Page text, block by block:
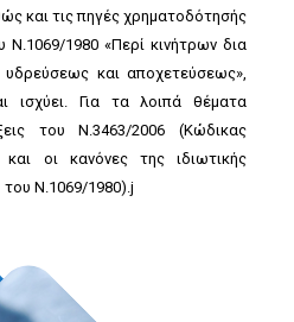
και τις πηγές χρηματοδότησής
Ν.1069/1980 «Περί κινήτρων δια
υδρεύσεως και αποχετεύσεως»,
ισχύει. Για τα λοιπά θέματα
του Ν.3463/2006 (Κώδικας
οι κανόνες της ιδιωτικής
του Ν.1069/1980).j